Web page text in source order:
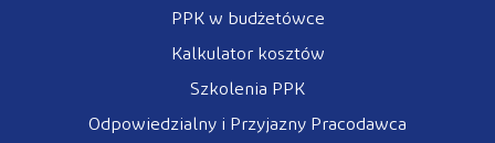
PPK w budżetówce
Kalkulator kosztów
Szkolenia PPK
Odpowiedzialny i Przyjazny Pracodawca